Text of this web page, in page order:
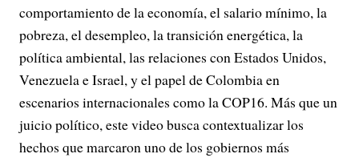
comportamiento de la economía, el salario mínimo, la
pobreza, el desempleo, la transición energética, la
política ambiental, las relaciones con Estados Unidos,
Venezuela e Israel, y el papel de Colombia en
escenarios internacionales como la COP16. Más que un
juicio político, este video busca contextualizar los
hechos que marcaron uno de los gobiernos más